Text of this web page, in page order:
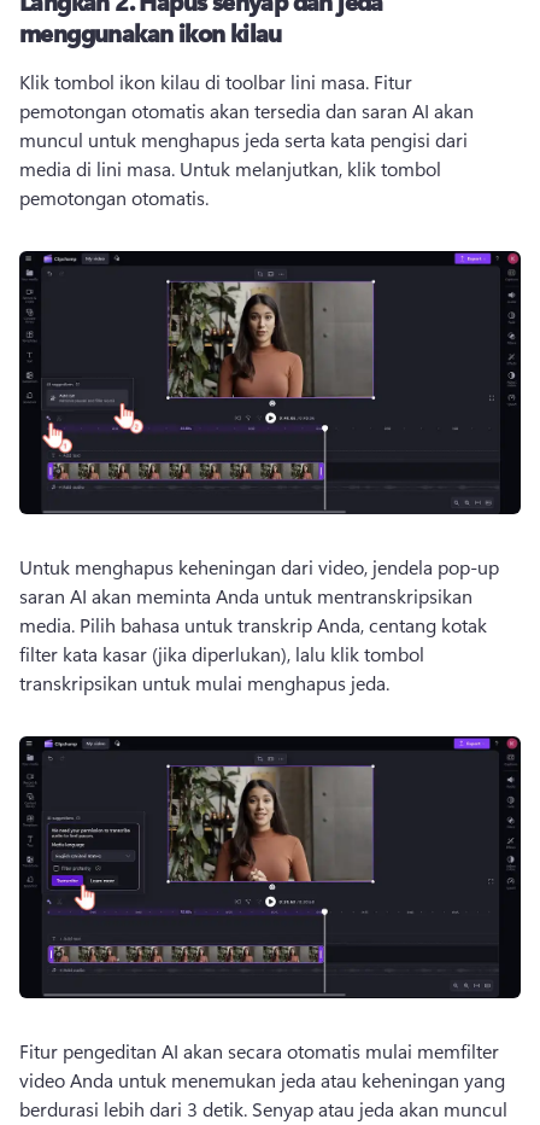
menggunakan ikon kilau
Klik tombol ikon kilau di toolbar lini masa. Fitur
pemotongan otomatis akan tersedia dan saran AI akan
muncul untuk menghapus jeda serta kata pengisi dari
media di lini masa. Untuk melanjutkan, klik tombol
pemotongan otomatis.
Untuk menghapus keheningan dari video, jendela pop-up
saran AI akan meminta Anda untuk mentranskripsikan
media. Pilih bahasa untuk transkrip Anda, centang kotak
filter kata kasar (jika diperlukan), lalu klik tombol
transkripsikan untuk mulai menghapus jeda.
Fitur pengeditan AI akan secara otomatis mulai memfilter
video Anda untuk menemukan jeda atau keheningan yang
berdurasi lebih dari 3 detik. Senyap atau jeda akan muncul